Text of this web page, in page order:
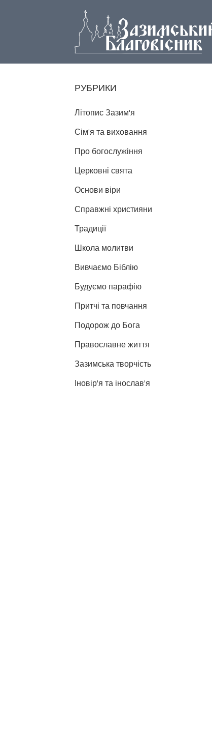
РУБРИКИ
Літопис Зазим'я
Сім'я та виховання
Про богослужіння
Церковні свята
Основи віри
Справжні християни
Традиції
Школа молитви
Вивчаємо Біблію
Будуємо парафію
Притчі та повчання
Подорож до Бога
Православне життя
Зазимська творчість
Іновір'я та інослав'я